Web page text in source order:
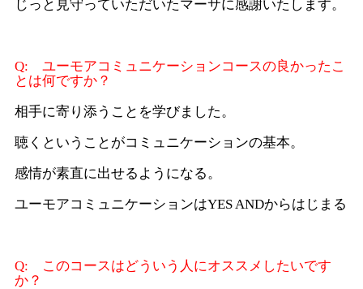
じっと見守っていただいたマーサに感謝いたします。
Q: ユーモアコミュニケーションコースの良かったこ
とは何ですか？
相手に寄り添うことを学びました。
聴くということがコミュニケーションの基本。
感情が素直に出せるようになる。
ユーモアコミュニケーションはYES ANDからはじまる
Q: このコースはどういう人にオススメしたいです
か？